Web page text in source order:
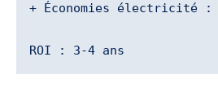
+ Économies électricité :